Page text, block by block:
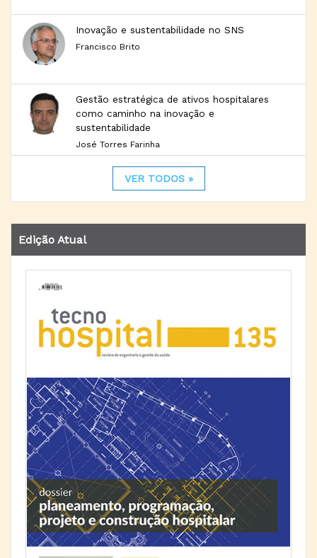
Inovação e sustentabilidade no SNS
Francisco Brito
Gestão estratégica de ativos hospitalares
como caminho na inovação e
sustentabilidade
José Torres Farinha
VER TODOS »
Edição Atual